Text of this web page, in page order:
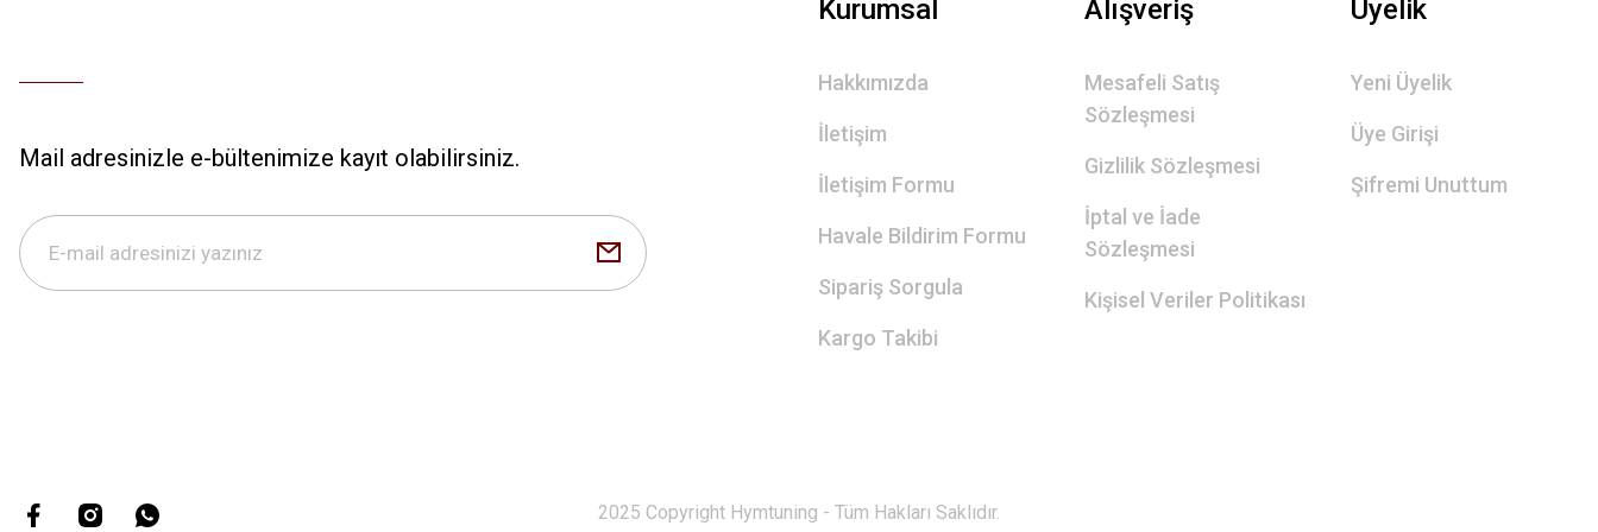
Mail adresinizle e-bültenimize kayıt olabilirsiniz.
Kurumsal
Hakkımızda
İletişim
İletişim Formu
Havale Bildirim Formu
Sipariş Sorgula
Kargo Takibi
Alışveriş
Mesafeli Satış
Sözleşmesi
Gizlilik Sözleşmesi
İptal ve İade
Sözleşmesi
Kişisel Veriler Politikası
Üyelik
Yeni Üyelik
Üye Girişi
Şifremi Unuttum
2025 Copyright Hymtuning - Tüm Hakları Saklıdır.